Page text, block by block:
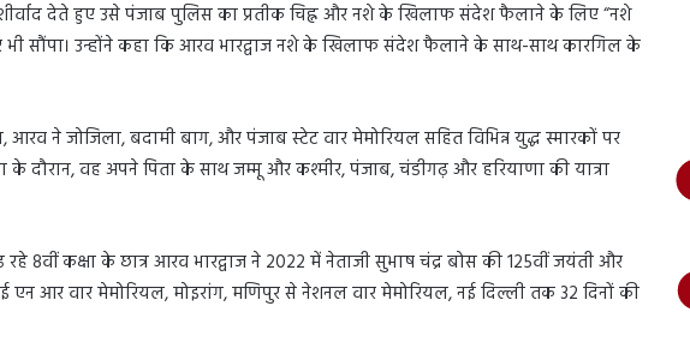
देते हुए उसे पंजाब पुलिस का प्रतीक चिह्न और नशे के खिलाफ संदेश फैलाने के लिए “नशे
भी सौंपा। उन्होंने कहा कि आरव भारद्वाज नशे के खिलाफ संदेश फैलाने के साथ-साथ कारगिल के
ने जोजिला, बदामी बाग, और पंजाब स्टेट वार मेमोरियल सहित विभिन्न युद्ध स्मारकों पर
के दौरान, वह अपने पिता के साथ जम्मू और कश्मीर, पंजाब, चंडीगढ़ और हरियाणा की यात्रा
8वीं कक्षा के छात्र आरव भारद्वाज ने 2022 में नेताजी सुभाष चंद्र बोस की 125वीं जयंती और
आर वार मेमोरियल, मोइरांग, मणिपुर से नेशनल वार मेमोरियल, नई दिल्ली तक 32 दिनों की